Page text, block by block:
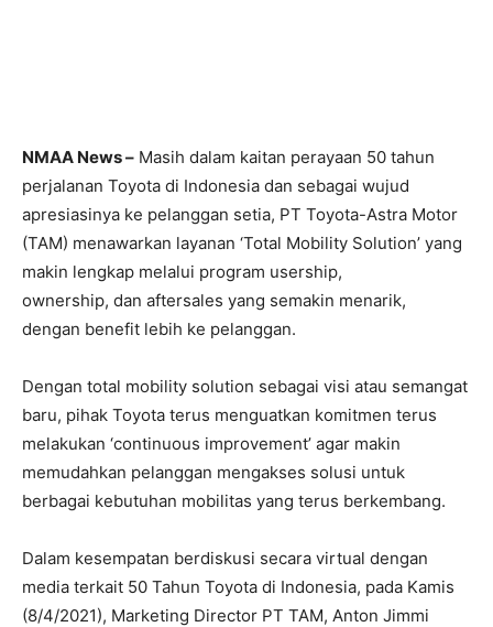
NMAA News – Masih dalam kaitan perayaan 50 tahun
perjalanan Toyota di Indonesia dan sebagai wujud
apresiasinya ke pelanggan setia, PT Toyota-Astra Motor
(TAM) menawarkan layanan ‘Total Mobility Solution’ yang
makin lengkap melalui program usership,
ownership, dan aftersales yang semakin menarik,
dengan benefit lebih ke pelanggan.
Dengan total mobility solution sebagai visi atau semangat
baru, pihak Toyota terus menguatkan komitmen terus
melakukan ‘continuous improvement’ agar makin
memudahkan pelanggan mengakses solusi untuk
berbagai kebutuhan mobilitas yang terus berkembang.
Dalam kesempatan berdiskusi secara virtual dengan
media terkait 50 Tahun Toyota di Indonesia, pada Kamis
(8/4/2021), Marketing Director PT TAM, Anton Jimmi